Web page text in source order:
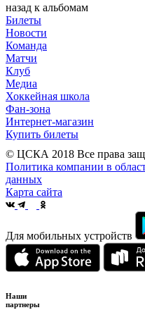
назад к альбомам
Билеты
Новости
Команда
Матчи
Клуб
Медиа
Хоккейная школа
Фан-зона
Интернет-магазин
Купить билеты
© ЦСКА 2018 Все права
Политика компании в
данных
Карта сайта
Для мобильных устройств
Наши
партнеры